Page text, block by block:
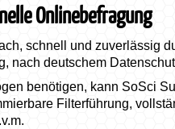
Onlinebefragung
schnell und zuverlässig
nach deutschem
benötigen, kann SoSci
Filterführung,